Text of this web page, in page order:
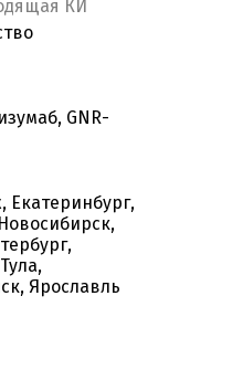
КИ
GNR-
Екатеринбург,
Ярославль